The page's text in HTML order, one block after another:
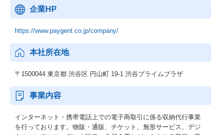
企業HP
https://www.paygent.co.jp/company/
本社所在地
〒1500044 東京都 渋谷区 円山町 19-1 渋谷プライムプラザ
事業内容
インターネット・携帯電話上での電子商取引に係る収納代行事業
を行っております。物販・通販、チケット、無形サービス、デジ